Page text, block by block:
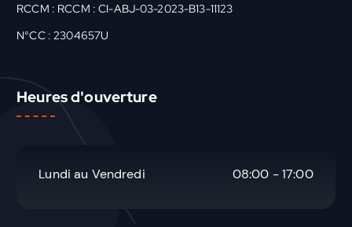
RCCM : RCCM : CI-ABJ-03-2023-B13-11123
N°CC : 2304657U
Heures d'ouverture
Lundi au Vendredi 08:00 - 17:00